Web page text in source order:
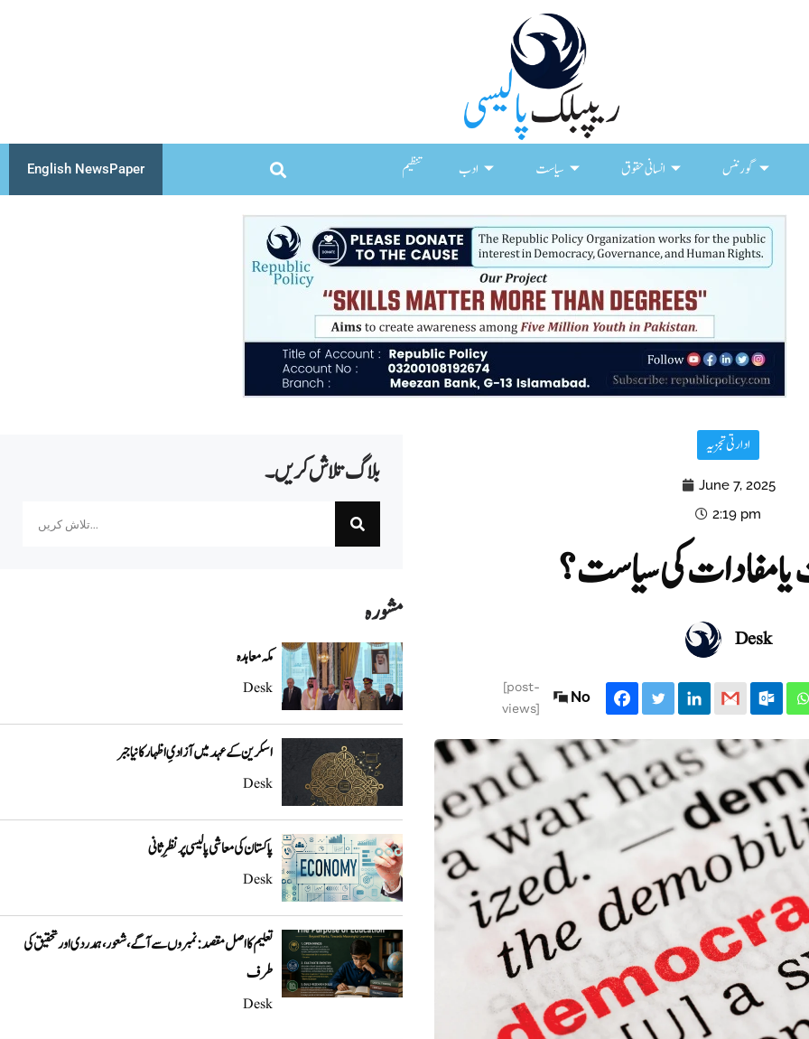
English NewsPaper گورننس انسانی حقوق سیاست ادب تنظیم
بلاگ تلاش کریں۔
مشورہ
مکہ معاہدہ
Desk
اسکرین کے عہد میں آزادیِ اظہار کا نیا جبر
Desk
پاکستان کی معاشی پالیسی پر نظرِ ثانی
Desk
تعلیم کا اصل مقصد: نمبروں سے آگے، شعور، ہمدردی اور تحقیق کی
طرف
Desk
ادارتی تجزیہ
June 7, 2025
2:19 pm
مفادات کی سیاست؟
Desk
[post-
views]
No